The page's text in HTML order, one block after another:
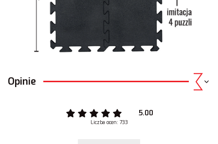
Opinie
5.00
Liczba ocen: 733